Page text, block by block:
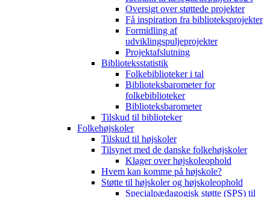
Oversigt over støttede projekter
Få inspiration fra biblioteksprojekter
Formidling af
udviklingspuljeprojekter
Projektafslutning
Biblioteksstatistik
Folkebiblioteker i tal
Biblioteksbarometer for
folkebiblioteker
Biblioteksbarometer
Tilskud til biblioteker
Folkehøjskoler
Tilskud til højskoler
Tilsynet med de danske folkehøjskoler
Klager over højskoleophold
Hvem kan komme på højskole?
Støtte til højskoler og højskoleophold
Specialpædagogisk støtte (SPS) til